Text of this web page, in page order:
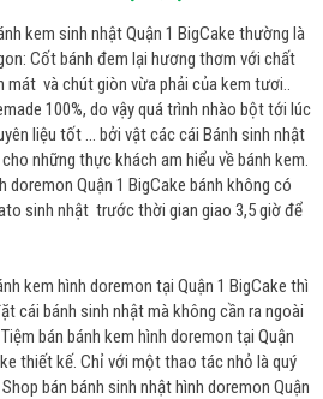
kem sinh nhật Quận 1 BigCake thường là
Cốt bánh đem lại hương thơm với chất
và chút giòn vừa phải của kem tươi..
100%, do vậy quá trình nhào bột tới lúc
liệu tốt ... bởi vật các cái Bánh sinh nhật
những thực khách am hiểu về bánh kem.
doremon Quận 1 BigCake bánh không có
sinh nhật trước thời gian giao 3,5 giờ để
kem hình doremon tại Quận 1 BigCake thì
cái bánh sinh nhật mà không cần ra ngoài
bán bánh kem hình doremon tại Quận
thiết kế. Chỉ với một thao tác nhỏ là quý
bán bánh sinh nhật hình doremon Quận